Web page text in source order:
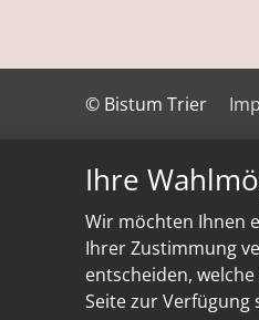
Ihre
Wir möchten Ihnen
Ihrer Zustimmung
entscheiden,
Seite zur
© Bistum Trier